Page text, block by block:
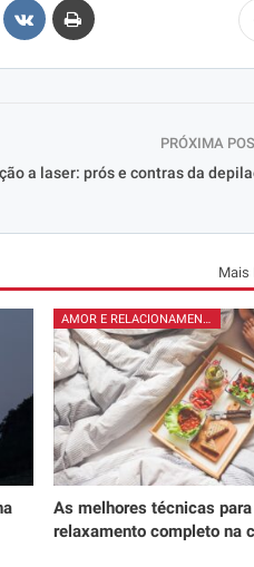
PRÓXIMA
a laser: prós e contras da
Mais
AMOR E RELACIONAMENTOS
As melhores técnicas para
relaxamento completo na